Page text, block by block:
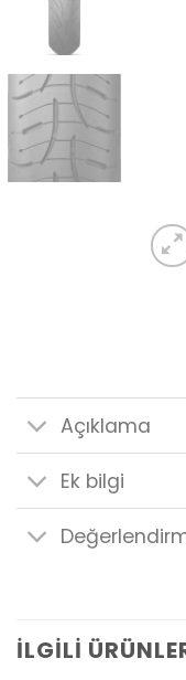
Açıklama
Ek bilgi
İLGILI